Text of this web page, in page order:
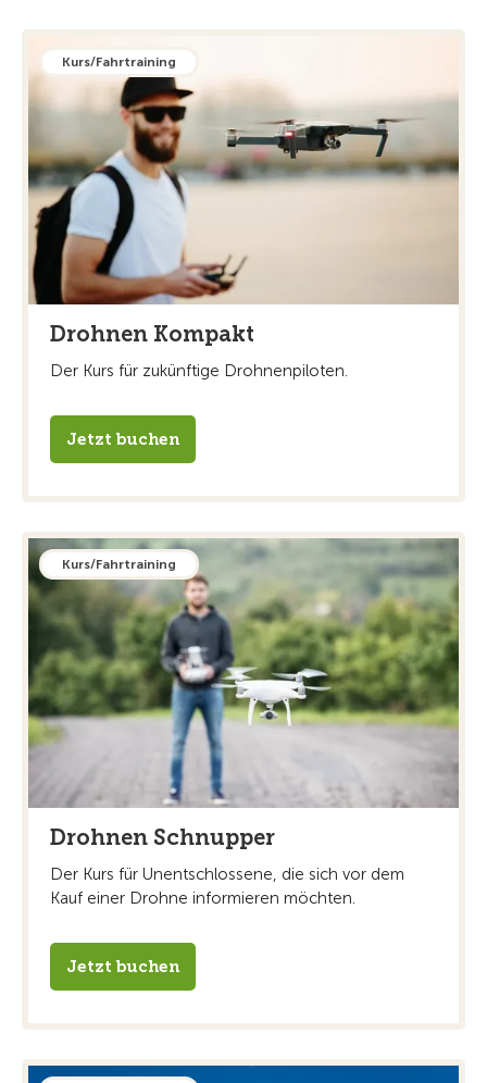
Kurs/Fahrtraining
Drohnen Kompakt
Der Kurs für zukünftige Drohnenpiloten.
Jetzt buchen
Kurs/Fahrtraining
Drohnen Schnupper
Der Kurs für Unentschlossene, die sich vor dem
Kauf einer Drohne informieren möchten.
Jetzt buchen